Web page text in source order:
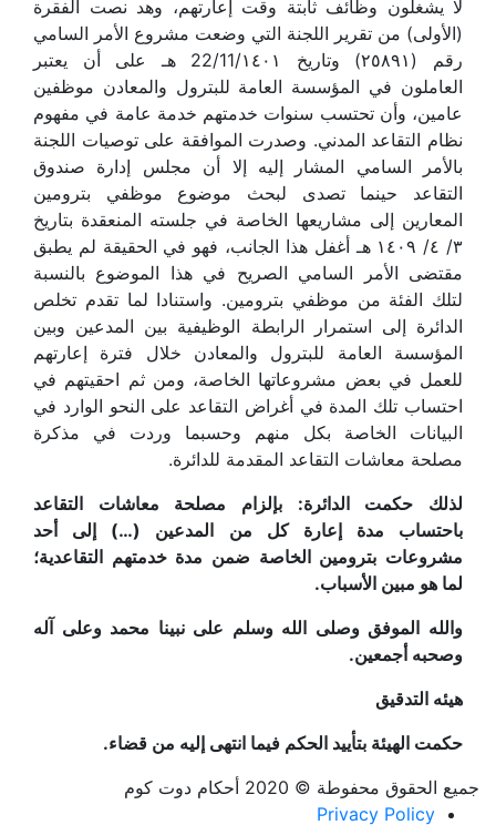
لا يشغلون وظائف ثابتة وقت إعارتهم، وهد نصت الفقرة
(الأولى) من تقرير اللجنة التي وضعت مشروع الأمر السامي
رقم (٢٥٨٩١) وتاريخ 22/11/١٤٠١ هـ على أن يعتبر
العاملون في المؤسسة العامة للبترول والمعادن موظفين
عامين، وأن تحتسب سنوات خدمتهم خدمة عامة في مفهوم
نظام التقاعد المدني. وصدرت الموافقة على توصيات اللجنة
بالأمر السامي المشار إليه إلا أن مجلس إدارة صندوق
التقاعد حينما تصدى لبحث موضوع موظفي بترومين
المعارين إلى مشاريعها الخاصة في جلسته المنعقدة بتاريخ
٣/ ٤/ ١٤٠٩ هـ أغفل هذا الجانب، فهو في الحقيقة لم يطبق
مقتضى الأمر السامي الصريح في هذا الموضوع بالنسبة
لتلك الفئة من موظفي بترومين. واستنادا لما تقدم تخلص
الدائرة إلى استمرار الرابطة الوظيفية بين المدعين وبين
المؤسسة العامة للبترول والمعادن خلال فترة إعارتهم
للعمل في بعض مشروعاتها الخاصة، ومن ثم احقيتهم في
احتساب تلك المدة في أغراض التقاعد على النحو الوارد في
البيانات الخاصة بكل منهم وحسبما وردت في مذكرة
مصلحة معاشات التقاعد المقدمة للدائرة.
لذلك حكمت الدائرة: بإلزام مصلحة معاشات التقاعد
باحتساب مدة إعارة كل من المدعين (…) إلى أحد
مشروعات بترومين الخاصة ضمن مدة خدمتهم التقاعدية؛
لما هو مبين الأسباب.
والله الموفق وصلى الله وسلم على نبينا محمد وعلى آله
وصحبه أجمعين.
هيئه التدقيق
حكمت الهيئة بتأييد الحكم فيما انتهى إليه من قضاء.
جميع الحقوق محفوطة © 2020 أحكام دوت كوم
Privacy Policy